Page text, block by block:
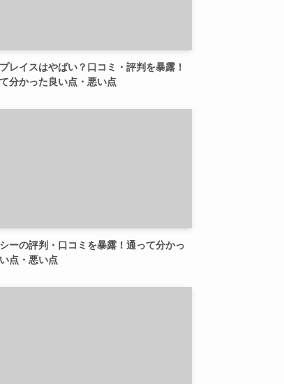
レイスはやばい？口コミ・評判を暴露！
分かった良い点・悪い点
ーの評判・口コミを暴露！通って分かっ
点・悪い点